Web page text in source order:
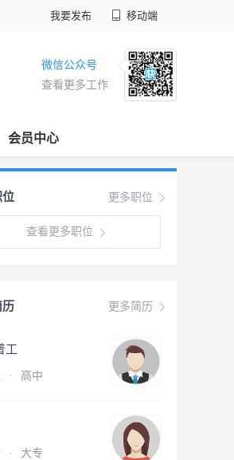
我要发布 移动端
微信公众号
查看更多工作
会员中心
更多职位
位
查看更多职位
更多简历
工
· 高中
· 大专